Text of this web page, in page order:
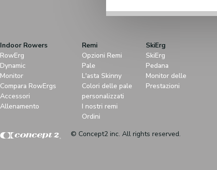
Indoor Rowers
RowErg
Dynamic
Monitor
Compara RowErgs
Accessori
Allenamento
Remi
Opzioni Remi
Pale
L'asta Skinny
Colori delle pale
personalizzati
I nostri remi
Ordini
SkiErg
SkiErg
Pedana
Monitor delle
Prestazioni
© Concept2 inc. All rights reserved.